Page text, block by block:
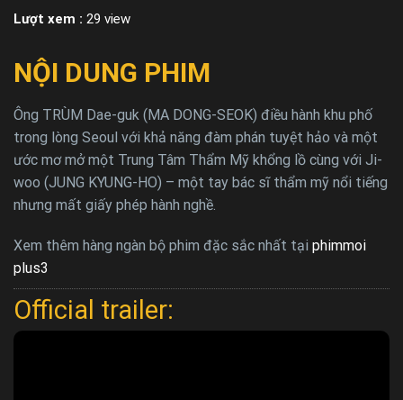
Lượt xem : 29 view
NỘI DUNG PHIM
Ông TRÙM Dae-guk (MA DONG-SEOK) điều hành khu phố
trong lòng Seoul với khả năng đàm phán tuyệt hảo và một
ước mơ mở một Trung Tâm Thẩm Mỹ khổng lồ cùng với Ji-
woo (JUNG KYUNG-HO) – một tay bác sĩ thẩm mỹ nổi tiếng
nhưng mất giấy phép hành nghề.
Xem thêm hàng ngàn bộ phim đặc sắc nhất tại phimmoi
plus3
Official trailer: